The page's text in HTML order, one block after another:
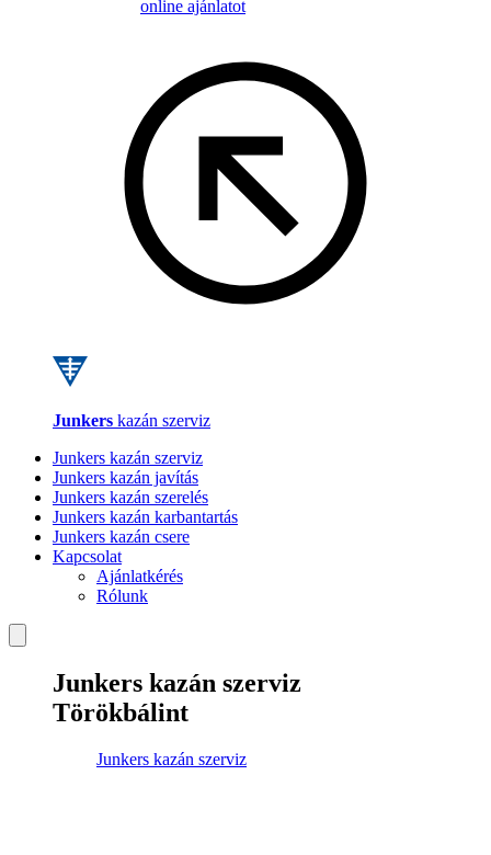
online ajánlatot
Junkers kazán szerviz
Junkers kazán szerviz
Junkers kazán javítás
Junkers kazán szerelés
Junkers kazán karbantartás
Junkers kazán csere
Kapcsolat
Ajánlatkérés
Rólunk
Junkers kazán szerviz
Törökbálint
Junkers kazán szerviz